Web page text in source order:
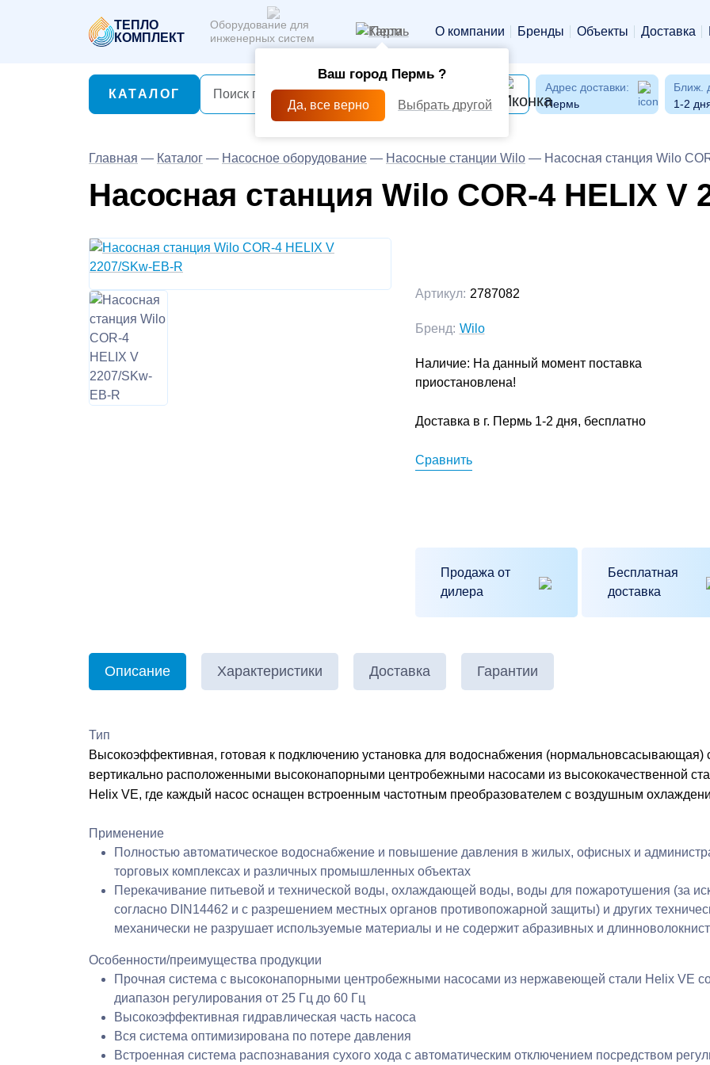
ТЕПЛО
КОМПЛЕКТ
Оборудование для
инженерных систем
Пермь
Ваш город Пермь ?
Да, все верно Выбрать другой
О компании Бренды Объекты Доставка
КАТАЛОГ
Адрес доставки:
Пермь
Ближ.
1-2
Главная — Каталог — Насосное оборудование — Насосные станции Wilo — Насосная станция Wilo
Насосная станция Wilo COR-4 HELIX V
Артикул: 2787082
Бренд: Wilo
Наличие: На данный момент поставка
приостановлена!
Доставка в г. Пермь 1-2 дня, бесплатно
Сравнить
Продажа от
дилера
Бесплатная
доставка
Описание Характеристики Доставка Гарантии
Тип
Высокоэффективная, готовая к подключению установка для водоснабжения
вертикально расположенными высоконапорными центробежными насосами из высококачественной
Helix VE, где каждый насос оснащен встроенным частотным преобразователем с воздушным
Применение
Полностью автоматическое водоснабжение и повышение давления в жилых, офисных и
торговых комплексах и различных промышленных объектах
Перекачивание питьевой и технической воды, охлаждающей воды, воды для пожаротушения (за
согласно DIN14462 и с разрешением местных органов противопожарной защиты) и других
механически не разрушает используемые материалы и не содержит абразивных и
Особенности/преимущества продукции
Прочная система с высоконапорными центробежными насосами из нержавеющей стали Helix VE
диапазон регулирования от 25 Гц до 60 Гц
Высокоэффективная гидравлическая часть насоса
Вся система оптимизирована по потере давления
Встроенная система распознавания сухого хода с автоматическим отключением посредством
Нажимая кнопку «Отправить», я принимаю
Отправить
Нажимая кнопку «Отправить», я принимаю